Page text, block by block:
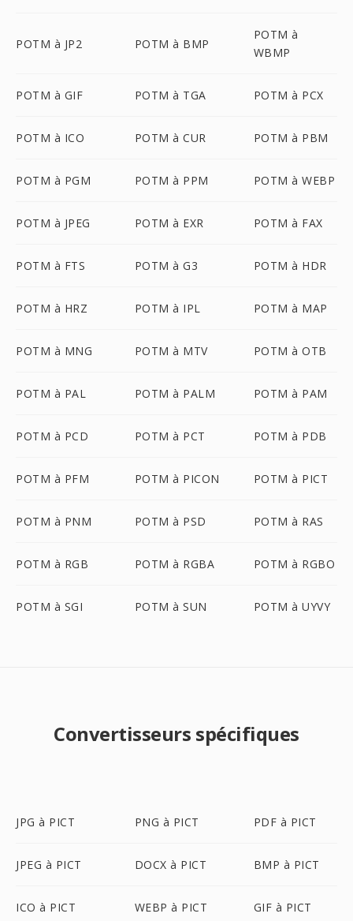
POTM à JP2 POTM à BMP
POTM à
WBMP
POTM à GIF POTM à TGA POTM à PCX
POTM à ICO POTM à CUR POTM à PBM
POTM à PGM POTM à PPM POTM à WEBP
POTM à JPEG POTM à EXR POTM à FAX
POTM à FTS POTM à G3 POTM à HDR
POTM à HRZ POTM à IPL POTM à MAP
POTM à MNG POTM à MTV POTM à OTB
POTM à PAL POTM à PALM POTM à PAM
POTM à PCD POTM à PCT POTM à PDB
POTM à PFM POTM à PICON POTM à PICT
POTM à PNM POTM à PSD POTM à RAS
POTM à RGB POTM à RGBA POTM à RGBO
POTM à SGI POTM à SUN POTM à UYVY
Convertisseurs spécifiques
JPG à PICT PNG à PICT PDF à PICT
JPEG à PICT DOCX à PICT BMP à PICT
ICO à PICT WEBP à PICT GIF à PICT